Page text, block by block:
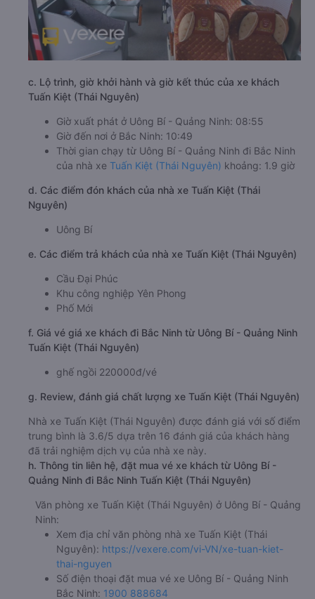
c. Lộ trình, giờ khởi hành và giờ kết thúc của xe khách
Tuấn Kiệt (Thái Nguyên)
Giờ xuất phát ở Uông Bí - Quảng Ninh: 08:55
Giờ đến nơi ở Bắc Ninh: 10:49
Thời gian chạy từ Uông Bí - Quảng Ninh đi Bắc Ninh
của nhà xe Tuấn Kiệt (Thái Nguyên) khoảng: 1.9 giờ
d. Các điểm đón khách của nhà xe Tuấn Kiệt (Thái
Nguyên)
Uông Bí
e. Các điểm trả khách của nhà xe Tuấn Kiệt (Thái Nguyên)
Cầu Đại Phúc
Khu công nghiệp Yên Phong
Phố Mới
f. Giá vé giá xe khách đi Bắc Ninh từ Uông Bí - Quảng Ninh
Tuấn Kiệt (Thái Nguyên)
ghế ngồi 220000đ/vé
g. Review, đánh giá chất lượng xe Tuấn Kiệt (Thái Nguyên)
Nhà xe Tuấn Kiệt (Thái Nguyên) được đánh giá với số điểm
trung bình là 3.6/5 dựa trên 16 đánh giá của khách hàng
đã trải nghiệm dịch vụ của nhà xe này.
h. Thông tin liên hệ, đặt mua vé xe khách từ Uông Bí -
Quảng Ninh đi Bắc Ninh Tuấn Kiệt (Thái Nguyên)
Văn phòng xe Tuấn Kiệt (Thái Nguyên) ở Uông Bí - Quảng
Ninh:
Xem địa chỉ văn phòng nhà xe Tuấn Kiệt (Thái
Nguyên): https://vexere.com/vi-VN/xe-tuan-kiet-
thai-nguyen
Số điện thoại đặt mua vé xe Uông Bí - Quảng Ninh
Bắc Ninh: 1900 888684